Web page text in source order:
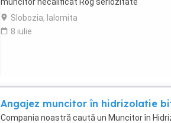
Slobozia, Ialomita
8 iulie
Angajez muncitor în hidrizolatie
Compania noastră caută un Muncitor în